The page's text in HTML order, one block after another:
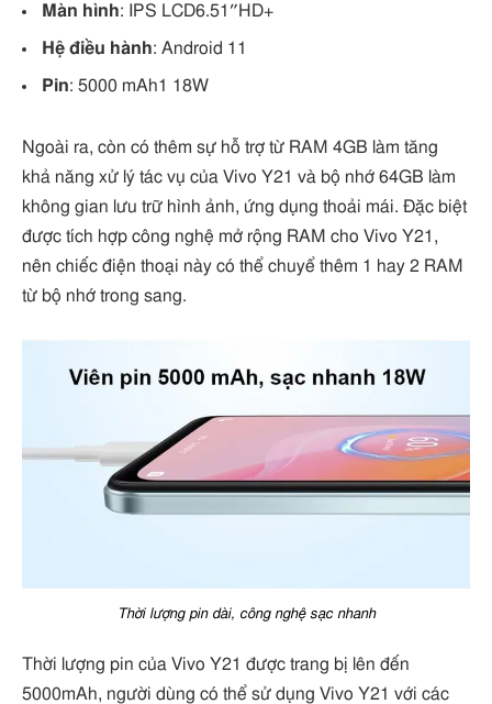
Màn hình: IPS LCD6.51″HD+
Hệ điều hành: Android 11
Pin: 5000 mAh1 18W
Ngoài ra, còn có thêm sự hỗ trợ từ RAM 4GB làm tăng
khả năng xử lý tác vụ của Vivo Y21 và bộ nhớ 64GB làm
không gian lưu trữ hình ảnh, ứng dụng thoải mái. Đặc biệt
được tích hợp công nghệ mở rộng RAM cho Vivo Y21,
nên chiếc điện thoại này có thể chuyể thêm 1 hay 2 RAM
từ bộ nhớ trong sang.
Thời lượng pin dài, công nghệ sạc nhanh
Thời lượng pin của Vivo Y21 được trang bị lên đến
5000mAh, người dùng có thể sử dụng Vivo Y21 với các